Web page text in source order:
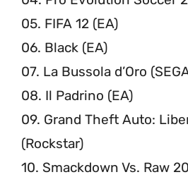
05. FIFA 12 (EA)
06. Black (EA)
07. La Bussola d’Oro
08. Il Padrino (EA)
09. Grand Theft Auto:
(Rockstar)
10. Smackdown Vs. Raw